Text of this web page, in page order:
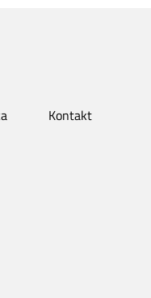
Kontakt